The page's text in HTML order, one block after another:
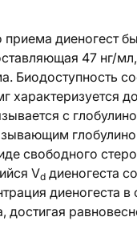
диеногест
47 нг/
Биодоступность
характеризуется
с
свободного
Vd диеногеста
диеногеста
достигая